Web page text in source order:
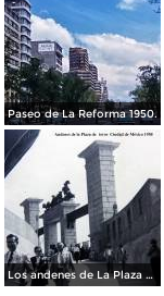
Paseo de La Reforma 1950.
Los andenes de La Plaza de toros Ciudad de México 1950